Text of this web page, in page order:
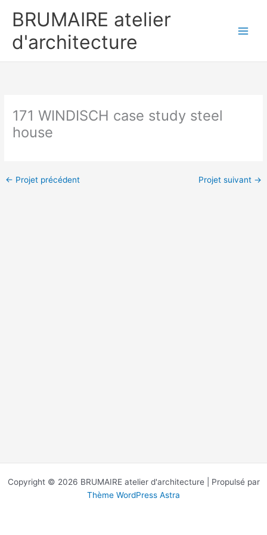
BRUMAIRE atelier
d'architecture
171 WINDISCH case study steel
house
← Projet précédent Projet suivant →
Copyright © 2026 BRUMAIRE atelier d'architecture | Propulsé par
Thème WordPress Astra